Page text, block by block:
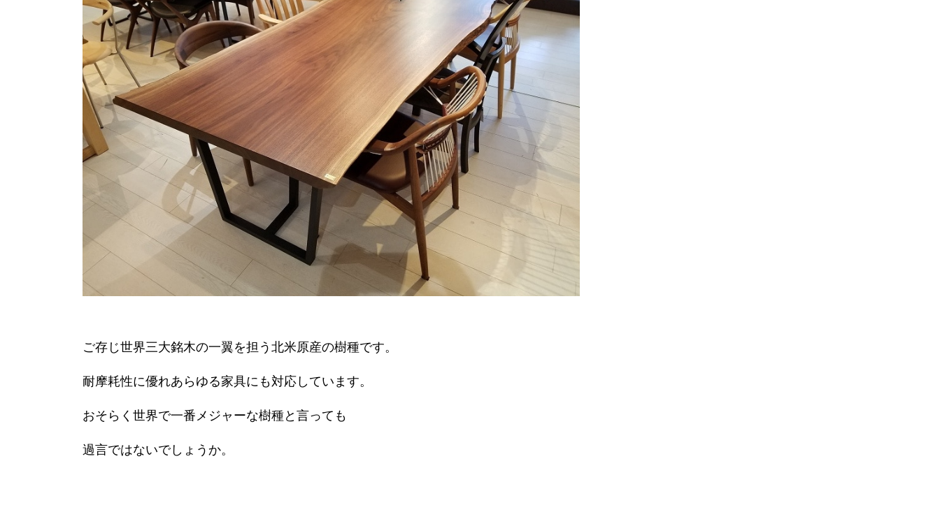
ご存じ世界三大銘木の一翼を担う北米原産の樹種です。
耐摩耗性に優れあらゆる家具にも対応しています。
おそらく世界で一番メジャーな樹種と言っても
過言ではないでしょうか。